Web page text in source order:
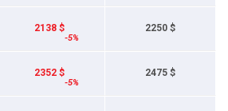
2138 $ 2250 $
2352 $ 2475 $